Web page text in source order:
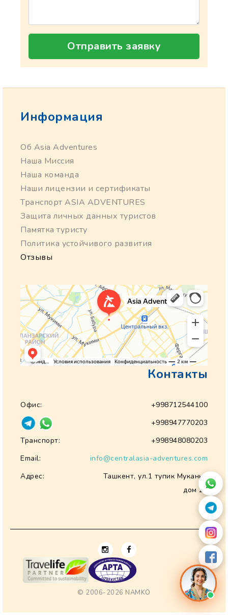
Отправить заявку
Информация
Об Asia Adventures
Наша Миссия
Наша команда
Наши лицензии и сертификаты
Транспорт ASIA ADVENTURES
Защита личных данных туристов
Памятка туристу
Политика устойчивого развития
Отзывы
Контакты
Офис:
+998712544100
+998947770203
Транспорт:
+998948080203
Email:
info@centralasia-adventures.com
Адрес:
Ташкент, ул.1 тупик Муканна
дом 28
© 2006-2026 NAMKO